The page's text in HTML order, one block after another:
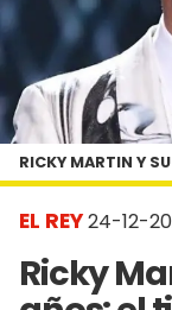
EL REY24-12-
Ricky
RICKY MARTIN Y